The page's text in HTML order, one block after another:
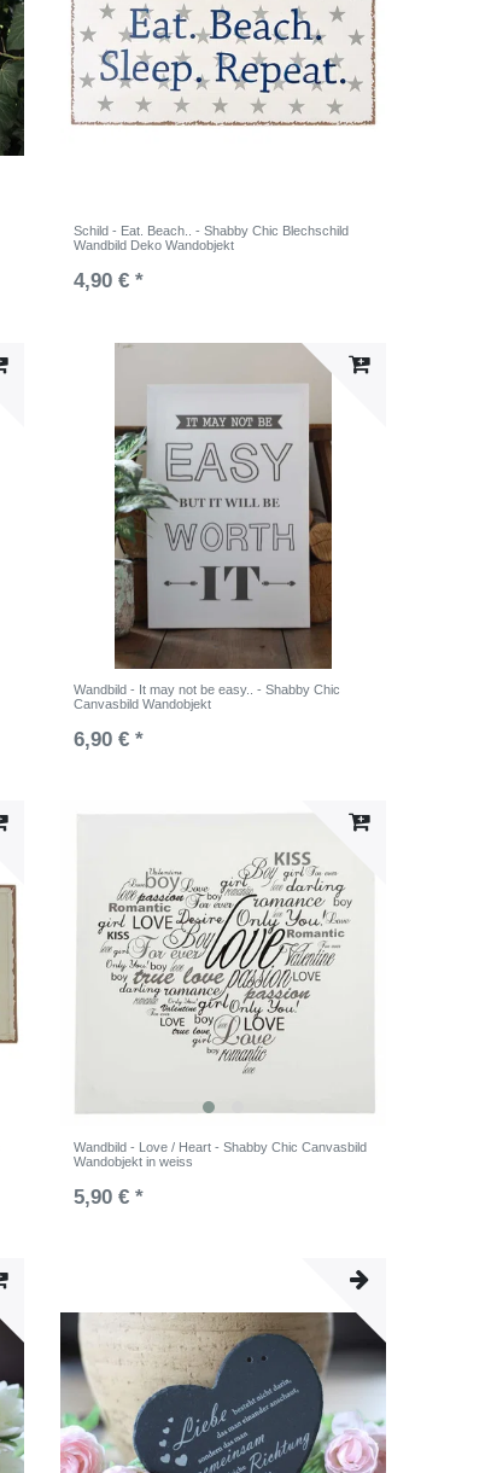
Schild - Eat. Beach.. - Shabby Chic Blechschild
Wandbild Deko Wandobjekt
4,90 € *
Wandbild - It may not be easy.. - Shabby Chic
Canvasbild Wandobjekt
6,90 € *
Wandbild - Love / Heart - Shabby Chic Canvasbild
Wandobjekt in weiss
5,90 € *